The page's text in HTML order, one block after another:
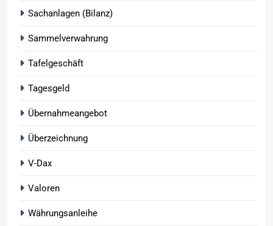
Sachanlagen (Bilanz)
Sammelverwahrung
Tafelgeschäft
Tagesgeld
Übernahmeangebot
Überzeichnung
V-Dax
Valoren
Währungsanleihe